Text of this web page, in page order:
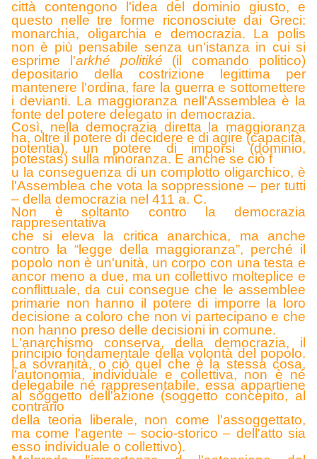
città contengono l'idea del dominio giusto, e
questo nelle tre forme riconosciute dai Greci:
monarchia, oligarchia e democrazia. La polis
non è più pensabile senza un'istanza in cui si
esprime l'arkhé politiké
(il comando politico)
depositario della costrizione legittima per
mantenere l'ordina, fare la guerra e sottomettere
i devianti. La maggioranza nell'Assemblea è la
fonte del potere delegato in democrazia.
Così, nella democrazia diretta la maggioranza
ha, oltre il potere di decidere e di agire (capacità,
potentia), un potere di imporsi (dominio,
potestas) sulla minoranza. E anche se ciò f
u la conseguenza di un complotto oligarchico, è
l'Assemblea che vota la soppressione – per tutti
– della democrazia nel 411 a. C.
Non è soltanto contro la democrazia
rappresentativa
che si eleva la critica anarchica, ma anche
contro la “legge della maggioranza”, perché il
popolo non è un'unità, un corpo con una testa e
ancor meno a due, ma un collettivo molteplice e
conflittuale, da cui consegue che le assemblee
primarie non hanno il potere di imporre la loro
decisione a coloro che non vi partecipano e che
non hanno preso delle decisioni in comune.
L'anarchismo conserva, della democrazia, il
principio fondamentale della volontà del popolo.
La sovranità, o ciò quel che è la stessa cosa,
l'autonomia, individuale e collettiva, non è né
delegabile né rappresentabile, essa appartiene
al soggetto dell'azione (soggetto concepito, al
contrario
della teoria liberale, non come l'assoggettato,
ma come l'agente – socio-storico – dell'atto sia
esso individuale o collettivo).